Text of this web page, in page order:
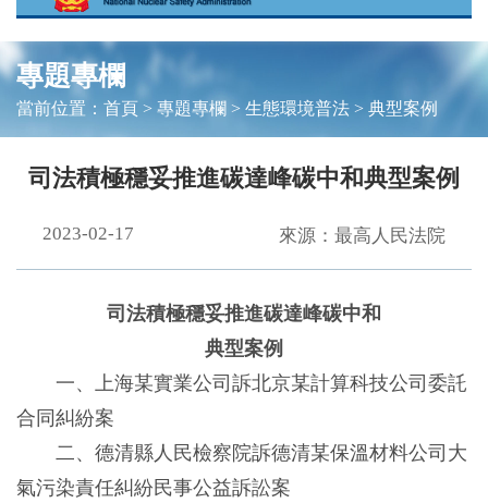
專題專欄
當前位置： 首頁> 專題專欄 > 生態環境普法> 典型案例
司法積極穩妥推進碳達峰碳中和典型案例
2023-02-17 來源：最高人民法院
司法積極穩妥推進碳達峰碳中和
典型案例
一、上海某實業公司訴北京某計算科技公司委託
合同糾紛案
二、德清縣人民檢察院訴德清某保溫材料公司大
氣污染責任糾紛民事公益訴訟案